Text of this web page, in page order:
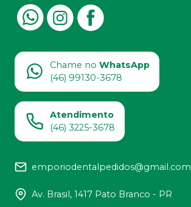
Chame no WhatsApp
(46) 99130-3678
Atendimento
(46) 3225-3678
emporiodentalpedidos@gmail.com
Av. Brasil, 1417 Pato Branco - PR